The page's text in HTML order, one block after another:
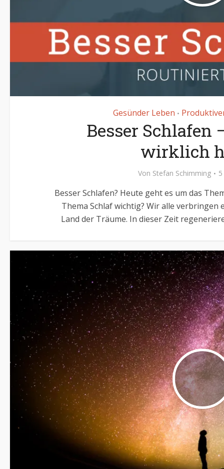
Gesünder Leben •
Besser Schlafen
wirklich
Von Stefan Schimming
Besser Schlafen? Heute geht es um das
Thema Schlaf wichtig? Wir alle
Land der Träume. In dieser Zeit